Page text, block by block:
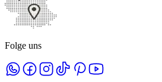
Folge uns